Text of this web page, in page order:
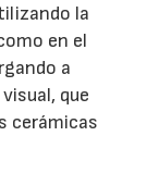
la
en el
a
que
cerámicas